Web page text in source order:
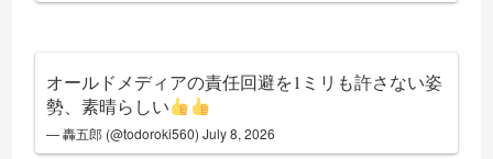
オールドメディアの責任回避を1ミリも許さない姿
勢、素晴らしい
— 轟五郎 (@todoroki560)July 8, 2026